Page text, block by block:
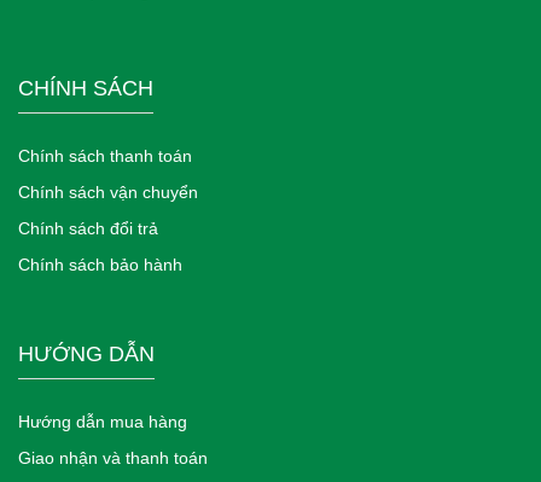
CHÍNH SÁCH
Chính sách thanh toán
Chính sách vận chuyển
Chính sách đổi trả
Chính sách bảo hành
HƯỚNG DẪN
Hướng dẫn mua hàng
Giao nhận và thanh toán